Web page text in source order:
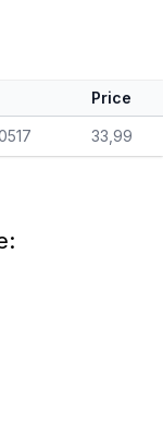
Price
33,99